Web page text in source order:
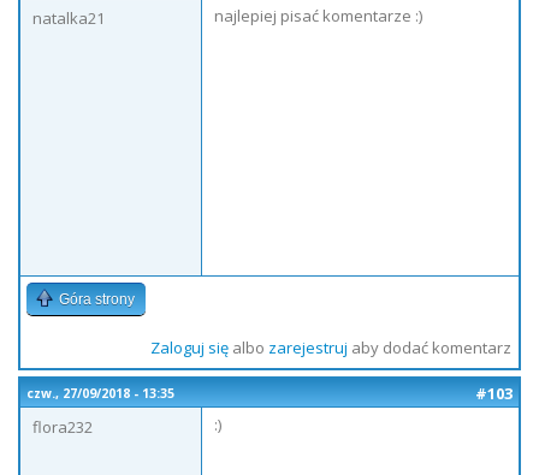
natalka21
najlepiej pisać komentarze :)
Góra strony
Zaloguj sięalbo zarejestruj aby dodać komentarz
czw., 27/09/2018 - 13:35
#103
flora232
:)